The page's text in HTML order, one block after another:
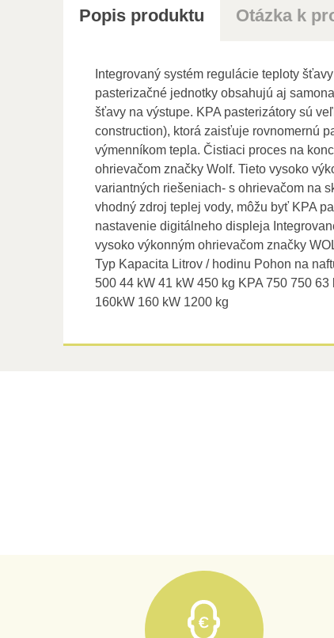
Popis produktu Otázka k
Integrovaný systém regulácie teploty
pasterizačné jednotky obsahujú aj
šťavy na výstupe. KPA pasterizátory sú
construction), ktorá zaisťuje rovnomernú
výmenníkom tepla. Čistiaci proces na
ohrievačom značky Wolf. Tieto vysoko
variantných riešeniach- s ohrievačom na
vhodný zdroj teplej vody, môžu byť KPA
nastavenie digitálneho displeja
vysoko výkonným ohrievačom značky
Typ Kapacita Litrov / hodinu Pohon na
500 44 kW 41 kW 450 kg KPA 750 750
160kW 160 kW 1200 kg